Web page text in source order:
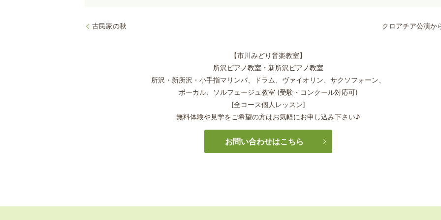
古民家の秋 クロアチア公演か
【市川みどり音楽教室】
所沢ピアノ教室・新所沢ピアノ教室
所沢・新所沢・小手指マリンバ、ドラム、ヴァイオリン、サクソフォーン、
ボーカル、ソルフェージュ教室 (受験・コンクール対応可)
[全コース個人レッスン]
無料体験や見学をご希望の方はお気軽にお申し込み下さい♪
お問い合わせはこちら